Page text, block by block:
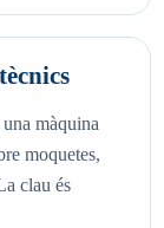
màquina
moquetes,
clau és